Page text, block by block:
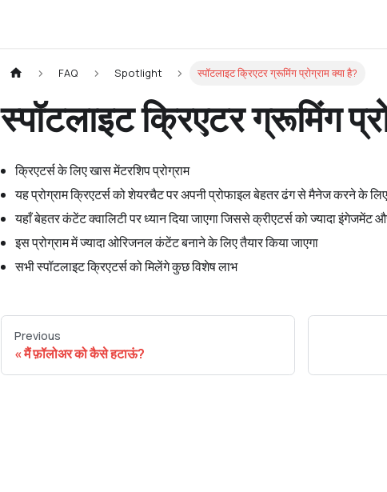
FAQ Spotlight स्पॉटलाइट क्रिएटर ग्रूमिंग प्रोग्राम क्या है?
स्पॉटलाइट क्रिएटर ग्रूमिंग
क्रिएटर्स के लिए खास मेंटरशिप प्रोग्राम
यह प्रोग्राम क्रिएटर्स को शेयरचैट पर अपनी प्रोफाइल बेहतर ढंग से मैनेज करने के
यहाँ बेहतर कंटेंट क्वालिटी पर ध्यान दिया जाएगा जिससे क्रीएटर्स को ज्यादा इंगेजमेंट
इस प्रोग्राम में ज्यादा ओरिजनल कंटेंट बनाने के लिए तैयार किया जाएगा
सभी स्पॉटलाइट क्रिएटर्स को मिलेंगे कुछ विशेष लाभ
Previous
मैं फ़ॉलोअर को कैसे हटाऊं?